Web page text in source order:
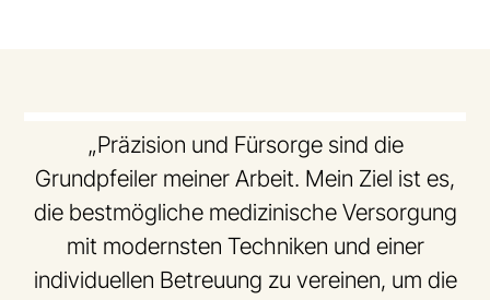
„Präzision und Fürsorge sind die
Grundpfeiler meiner Arbeit. Mein Ziel ist es,
die bestmögliche medizinische Versorgung
mit modernsten Techniken und einer
individuellen Betreuung zu vereinen, um die